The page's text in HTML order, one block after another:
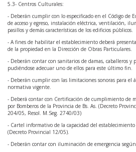
5.3- Centros Culturales:
- Deberán cumplir con lo especificado en el Código de
de acceso y egreso, instalación eléctrica, ventilación,
pasillos y demás características de los edificios públicos.
- A fines de habilitar el establecimiento deberá
de la propiedad en la Dirección de Obras Particulares.
- Deberán contar con sanitarios de damas, caballeros y
pudiéndose adecuar uno de ellos para este último fin.
- Deberán cumplir con las limitaciones sonoras para el
normativa vigente.
- Deberá contar con Certificación de cumplimiento de
por Bomberos de la Provincia de Bs. As. (Decreto
204/05, Resol. M.Seg. 2740/03)
- Cartel informativo de la capacidad del
(Decreto Provincial 12/05).
- Deberán contar con iluminación de emergencia